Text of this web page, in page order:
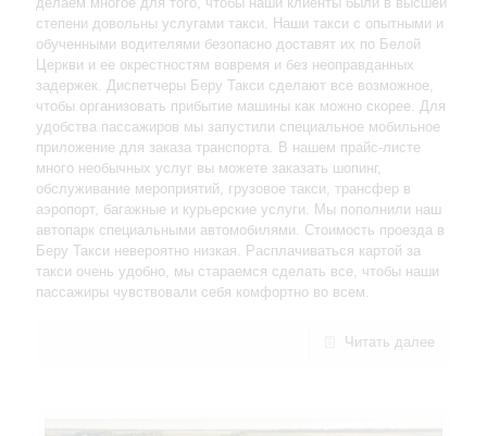
степени довольны услугами такси. Наши такси с опытными и
обученными водителями безопасно доставят их по Белой
Церкви и ее окрестностям вовремя и без неоправданных
задержек. Диспетчеры Беру Такси сделают все возможное,
чтобы организовать прибытие машины как можно скорее. Для
удобства пассажиров мы запустили специальное мобильное
приложение для заказа транспорта. В нашем прайс-листе
много необычных услуг вы можете заказать шопинг,
обслуживание мероприятий, грузовое такси, трансфер в
аэропорт, багажные и курьерские услуги. Мы пополнили наш
автопарк специальными автомобилями. Стоимость проезда в
Беру Такси невероятно низкая. Расплачиваться картой за
такси очень удобно, мы стараемся сделать все, чтобы наши
пассажиры чувствовали себя комфортно во всем.
Читать далее